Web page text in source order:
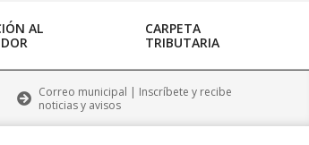
AL
CARPETA
TRIBUTARIA
Correo municipal | Inscríbete y recibe
noticias y avisos